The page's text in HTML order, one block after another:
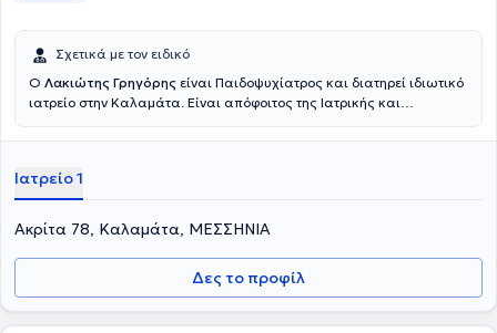
Σχετικά με τον ειδικό
Ο Λακιώτης Γρηγόρης είναι Παιδοψυχίατρος και διατηρεί ιδιωτικό
ιατρείο στην Καλαμάτα. Είναι απόφοιτος της Ιατρικής και
Ολοκλήρωσε εκπαίδευση στην Παιδοψυχιατρική ειδικότητα στα
2014 παρακολούθησε το διατμηματικό πανεπιστημιακό πρόγραμμα
κλινικής μετεκπαίδευσης στα «Δυναμικά ομάδας σε ψυχιατρικά
πλαίσια» ενώ το 2015 εκπαιδεύτηκε στην Ελληνική Εταιρεία
Ψυχαναλυτικής Ψυχοθεραπείας Ομάδας. Τέλος, στο ιδιωτικό του
ιατρείο παρέχει υπηρεσίες συμβουλευτικής γονέων και ζεύγους
καθώς και υποστηρικτική ψυχοθεραπεία σε ενήλικες.
Ιατρείο 1
Ακρίτα 78, Καλαμάτα, ΜΕΣΣΗΝΙΑ
Δες το προφίλ